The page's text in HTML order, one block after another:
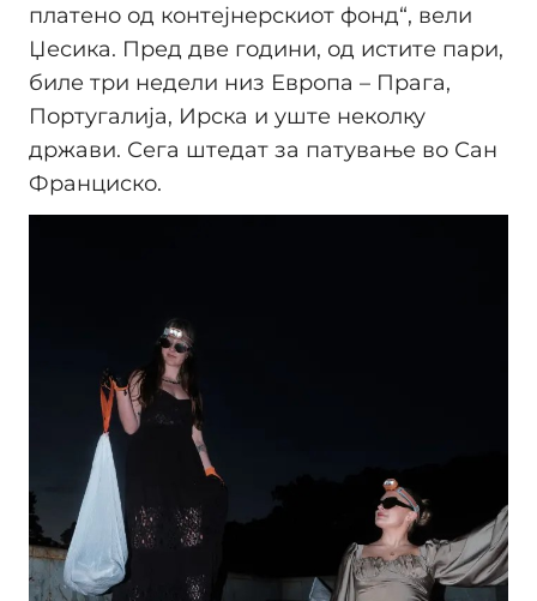
платено од контејнерскиот фонд“, вели
Џесика. Пред две години, од истите пари,
биле три недели низ Европа – Прага,
Португалија, Ирска и уште неколку
држави. Сега штедат за патување во Сан
Франциско.